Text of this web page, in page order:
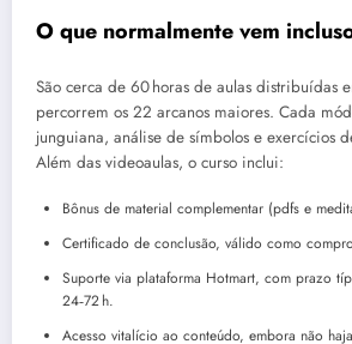
O que normalmente vem
São cerca de 60 horas de aulas distribuídas
percorrem os 22 arcanos maiores. Cada
junguiana, análise de símbolos e exercícios
Além das videoaulas, o curso inclui:
Bônus de material complementar (pdfs e
Certificado de conclusão, válido como
Suporte via plataforma Hotmart, com prazo
24‑72 h.
Acesso vitalício ao conteúdo, embora não